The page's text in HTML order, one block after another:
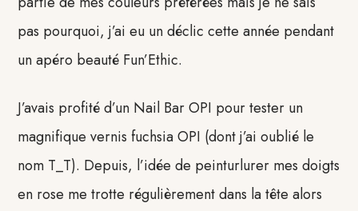
pas pourquoi, j’ai eu un déclic cette année pendant
un apéro beauté Fun’Ethic.
J’avais profité d’un Nail Bar OPI pour tester un
magnifique vernis fuchsia OPI (dont j’ai oublié le
nom T_T). Depuis, l’idée de peinturlurer mes doigts
en rose me trotte régulièrement dans la tête alors